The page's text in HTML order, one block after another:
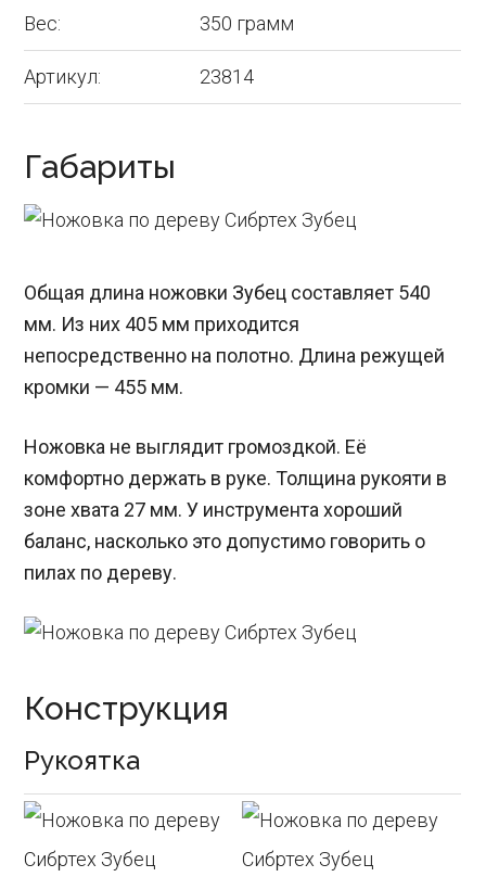
Вес: 350 грамм
Артикул: 23814
Габариты
Общая длина ножовки Зубец составляет 540
мм. Из них 405 мм приходится
непосредственно на полотно. Длина режущей
кромки — 455 мм.
Ножовка не выглядит громоздкой. Её
комфортно держать в руке. Толщина рукояти в
зоне хвата 27 мм. У инструмента хороший
баланс, насколько это допустимо говорить о
пилах по дереву.
Конструкция
Рукоятка